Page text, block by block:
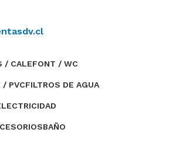
/ CALEFONT / WC
/ PVCFILTROS DE AGUA
BAÑO